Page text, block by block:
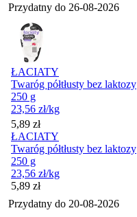
Przydatny do 26-08-2026
ŁACIATY
Twaróg półtłusty bez laktozy
250 g
23,56 zł/kg
Cena
5,89 zł
ŁACIATY
Twaróg półtłusty bez laktozy
250 g
23,56 zł/kg
Cena
5,89 zł
Przydatny do 20-08-2026